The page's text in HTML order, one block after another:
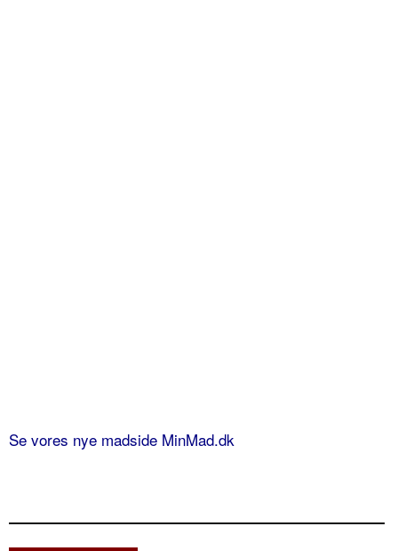
Se vores nye madside MinMad.dk